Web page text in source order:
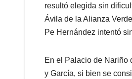
resultó elegida sin
Ávila de la Alianza
Pe Hernández intentó
En el Palacio de Nariño
y García, si bien se